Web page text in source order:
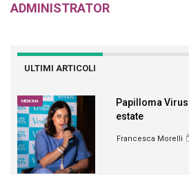
ADMINISTRATOR
ULTIMI ARTICOLI
MEDICINA
Papilloma
estate
Francesca Morelli